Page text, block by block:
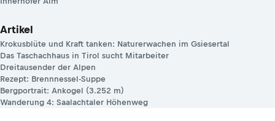
Artikel
Krokusblüte und Kraft tanken: Naturerwachen im Gsiesertal
Das Taschachhaus in Tirol sucht Mitarbeiter
Dreitausender der Alpen
Rezept: Brennnessel-Suppe
Bergportrait: Ankogel (3.252 m)
Wanderung 4: Saalachtaler Höhenweg